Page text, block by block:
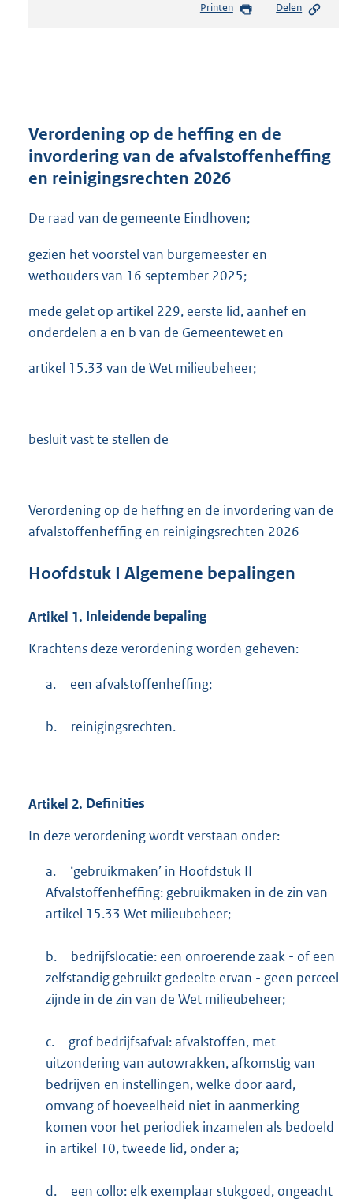
s
r
o
t
e
0
5
b
Printen Delen
Verordening op de heffing en de
invordering van de afvalstoffenheffing
en reinigingsrechten 2026
De raad van de gemeente Eindhoven;
gezien het voorstel van burgemeester en
wethouders van 16 september 2025;
mede gelet op artikel 229, eerste lid, aanhef en
onderdelen a en b van de Gemeentewet en
artikel 15.33 van de Wet milieubeheer;
besluit vast te stellen de
Verordening op de heffing en de invordering van de
afvalstoffenheffing en reinigingsrechten 2026
Hoofdstuk I Algemene bepalingen
Artikel 1. Inleidende bepaling
Krachtens deze verordening worden geheven:
a. een afvalstoffenheffing;
b. reinigingsrechten.
Artikel 2. Definities
In deze verordening wordt verstaan onder:
a.
‘gebruikmaken’ in Hoofdstuk II
Afvalstoffenheffing: gebruikmaken in de zin van
artikel 15.33 Wet milieubeheer;
b.
bedrijfslocatie: een onroerende zaak - of een
zelfstandig gebruikt gedeelte ervan - geen perceel
zijnde in de zin van de Wet milieubeheer;
c.
grof bedrijfsafval: afvalstoffen, met
uitzondering van autowrakken, afkomstig van
bedrijven en instellingen, welke door aard,
omvang of hoeveelheid niet in aanmerking
komen voor het periodiek inzamelen als bedoeld
in artikel 10, tweede lid, onder a;
d.
een collo: elk exemplaar stukgoed, ongeacht